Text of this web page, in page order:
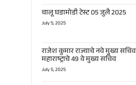
चालू घडामोडी टेस्ट 05 जुलै 2025
July 5, 2025
राजेश कुमार राज्याचे नवे मुख्य सचिव
महाराष्ट्राचे 49 वे मुख्य सचिव
July 5, 2025